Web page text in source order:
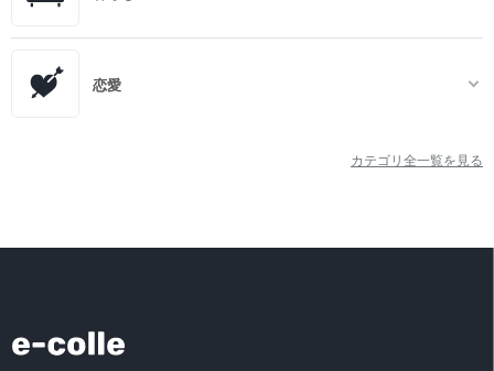
恋愛
カテゴリ全一覧を見る